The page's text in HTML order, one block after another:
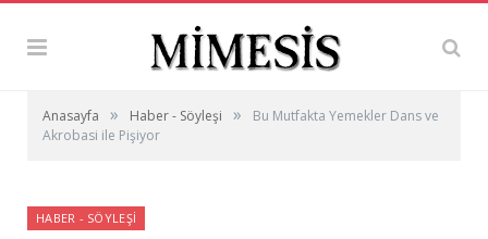
Anasayfa » Haber - Söyleşi »
Bu Mutfakta Yemekler Dans ve
Akrobasi ile Pişiyor
HABER - SÖYLEŞI